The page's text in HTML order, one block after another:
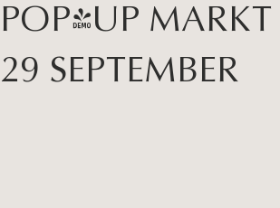
POP-UP
29 SEPTEMBER